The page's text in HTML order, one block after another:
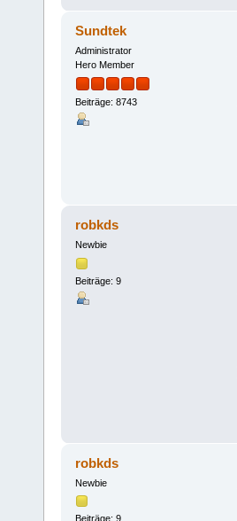
Sundtek
Administrator
Hero Member
Beiträge: 8743
robkds
Newbie
Beiträge: 9
robkds
Newbie
Beiträge: 9